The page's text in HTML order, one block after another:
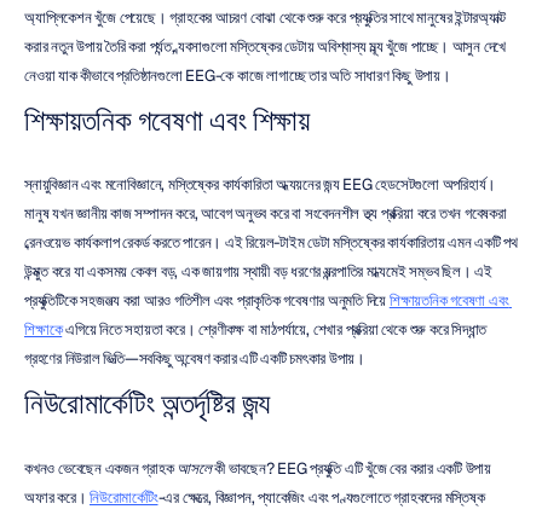
অ্যাপ্লিকেশন খুঁজে পেয়েছে। গ্রাহকের আচরণ বোঝা থেকে শুরু করে প্রযুক্তির সাথে মানুষের ইন্টারঅ্যাক্ট
করার নতুন উপায় তৈরি করা পর্যন্ত, ব্যবসাগুলো মস্তিষ্কের ডেটায় অবিশ্বাস্য মূল্য খুঁজে পাচ্ছে। আসুন দেখে
নেওয়া যাক কীভাবে প্রতিষ্ঠানগুলো EEG-কে কাজে লাগাচ্ছে তার অতি সাধারণ কিছু উপায়।
শিক্ষায়তনিক গবেষণা এবং শিক্ষায়
স্নায়ুবিজ্ঞান এবং মনোবিজ্ঞানে, মস্তিষ্কের কার্যকারিতা অধ্যয়নের জন্য EEG হেডসেটগুলো অপরিহার্য।
মানুষ যখন জ্ঞানীয় কাজ সম্পাদন করে, আবেগ অনুভব করে বা সংবেদনশীল তথ্য প্রক্রিয়া করে তখন গবেষকরা
ব্রেনওয়েভ কার্যকলাপ রেকর্ড করতে পারেন। এই রিয়েল-টাইম ডেটা মস্তিষ্কের কার্যকারিতায় এমন একটি পথ
উন্মুক্ত করে যা একসময় কেবল বড়, এক জায়গায় স্থায়ী বড় ধরণের যন্ত্রপাতির মাধ্যমেই সম্ভব ছিল। এই
প্রযুক্তিটিকে সহজলভ্য করা আরও গতিশীল এবং প্রাকৃতিক গবেষণার অনুমতি দিয়ে শিক্ষায়তনিক গবেষণা এবং
শিক্ষাকে এগিয়ে নিতে সহায়তা করে। শ্রেণীকক্ষ বা মাঠপর্যায়ে, শেখার প্রক্রিয়া থেকে শুরু করে সিদ্ধান্ত
গ্রহণের নিউরাল ভিত্তি—সবকিছু অন্বেষণ করার এটি একটি চমৎকার উপায়।
নিউরোমার্কেটিং অন্তর্দৃষ্টির জন্য
কখনও ভেবেছেন একজন গ্রাহক আসলে কী ভাবছেন? EEG প্রযুক্তি এটি খুঁজে বের করার একটি উপায়
অফার করে। নিউরোমার্কেটিং-এর ক্ষেত্রে, বিজ্ঞাপন, প্যাকেজিং এবং পণ্যগুলোতে গ্রাহকদের মস্তিষ্ক